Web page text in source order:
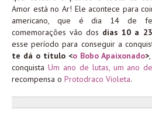
Amor está no Ar! Ele acontece para
americano, que é dia 14 de
comemorações vão dos dias 10 a
esse período para conseguir a
te dá o título <o Bobo Apaixonado>
conquista Um ano de lutas, um ano
recompensa o Protodraco Violeta.